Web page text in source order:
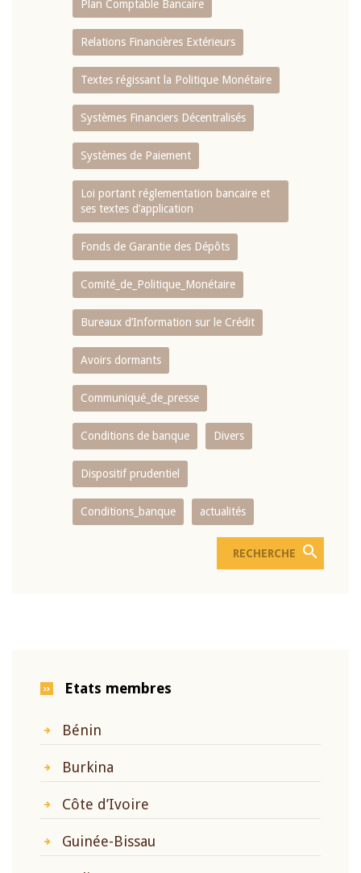
Plan Comptable Bancaire
Relations Financières Extérieurs
Textes régissant la Politique Monétaire
Systèmes Financiers Décentralisés
Systèmes de Paiement
Loi portant réglementation bancaire et
ses textes d’application
Fonds de Garantie des Dépôts
Comité_de_Politique_Monétaire
Bureaux d’Information sur le Crédit
Avoirs dormants
Communiqué_de_presse
Conditions de banque Divers
Dispositif prudentiel
Conditions_banque actualités
Etats membres
Bénin
Burkina
Côte d’Ivoire
Guinée-Bissau